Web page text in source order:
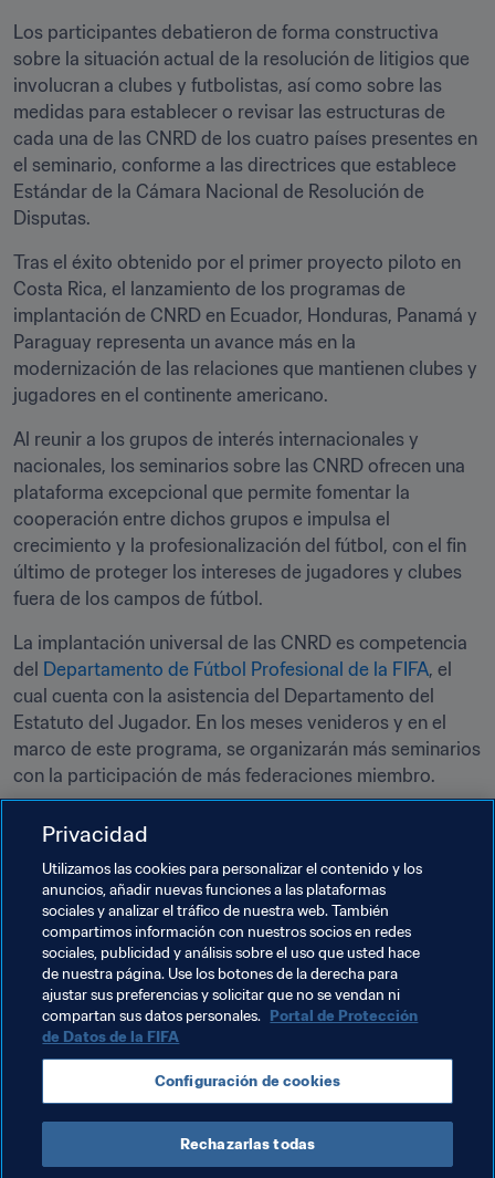
Los participantes debatieron de forma constructiva
sobre la situación actual de la resolución de litigios que
involucran a clubes y futbolistas, así como sobre las
medidas para establecer o revisar las estructuras de
cada una de las CNRD de los cuatro países presentes en
el seminario, conforme a las directrices que establece
Estándar de la Cámara Nacional de Resolución de
Disputas.
Tras el éxito obtenido por el primer proyecto piloto en
Costa Rica, el lanzamiento de los programas de
implantación de CNRD en Ecuador, Honduras, Panamá y
Paraguay representa un avance más en la
modernización de las relaciones que mantienen clubes y
jugadores en el continente americano.
Al reunir a los grupos de interés internacionales y
nacionales, los seminarios sobre las CNRD ofrecen una
plataforma excepcional que permite fomentar la
cooperación entre dichos grupos e impulsa el
crecimiento y la profesionalización del fútbol, con el fin
último de proteger los intereses de jugadores y clubes
fuera de los campos de fútbol.
La implantación universal de las CNRD es competencia
del Departamento de Fútbol Profesional de la FIFA, el
cual cuenta con la asistencia del Departamento del
Estatuto del Jugador. En los meses venideros y en el
marco de este programa, se organizarán más seminarios
con la participación de más federaciones miembro.
Departamento de Fútbol Profesional de la FIFA, en
colaboración con las confederaciones, presta
numerosos servicios para ampliar la concesión de
licencias de clubes en todo el mundo, así como
asesoramiento estratégico para lograr la
profesionalización de clubes y ligas nacionales.
Temas relacionados
Organización
Privacidad
Utilizamos las cookies para personalizar el contenido y los
anuncios, añadir nuevas funciones a las plataformas
sociales y analizar el tráfico de nuestra web. También
compartimos información con nuestros socios en redes
sociales, publicidad y análisis sobre el uso que usted hace
de nuestra página. Use los botones de la derecha para
ajustar sus preferencias y solicitar que no se vendan ni
compartan sus datos personales. Portal de Protección
de Datos de la FIFA
Configuración de cookies
Rechazarlas todas